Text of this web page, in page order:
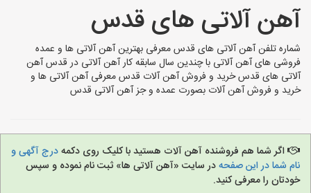
لوله و اتصالات
سایر آهن آلات
آهن آلاتی های شهرها
آهن آلاتی های قدس
شماره تلفن آهن آلاتی های قدس معرفی بهترین آهن آلاتی ها و عمده
فروشی های آهن آلاتی با چندین سال سابقه کار آهن آلاتی در قدس آهن
آلاتی های قدس خرید و فروش آهن آلات قدس معرفی آهن آلاتی ها و
خرید و فروش آهن آلات بصورت عمده و جز آهن آلاتی قدس
اگر شما هم فروشنده آهن آلات هستید با کلیک روی دکمهدرج آگهی و
نام شما در این صفحهدر سایت «آهن آلاتی ها» ثبت نام نموده و سپس
خودتان را معرفی کنید.